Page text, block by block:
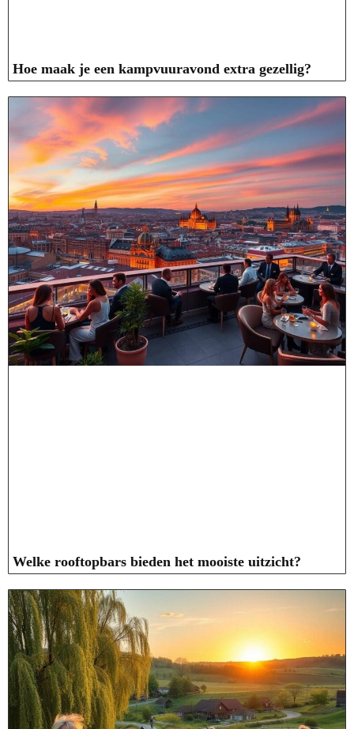
Hoe maak je een kampvuuravond extra gezellig?
Welke rooftopbars bieden het mooiste uitzicht?